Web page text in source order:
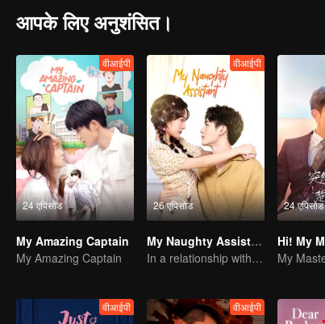
आपके लिए अनुशंसित।
24 एपिसोड
वीआईपी
My Amazing Captain
My Amazing Captain
26 एपिसोड
वीआईपी
My Naughty Assistant
In a relationship with an idol
24 एपिसोड
Hi! My
वीआईपी वीआईपी